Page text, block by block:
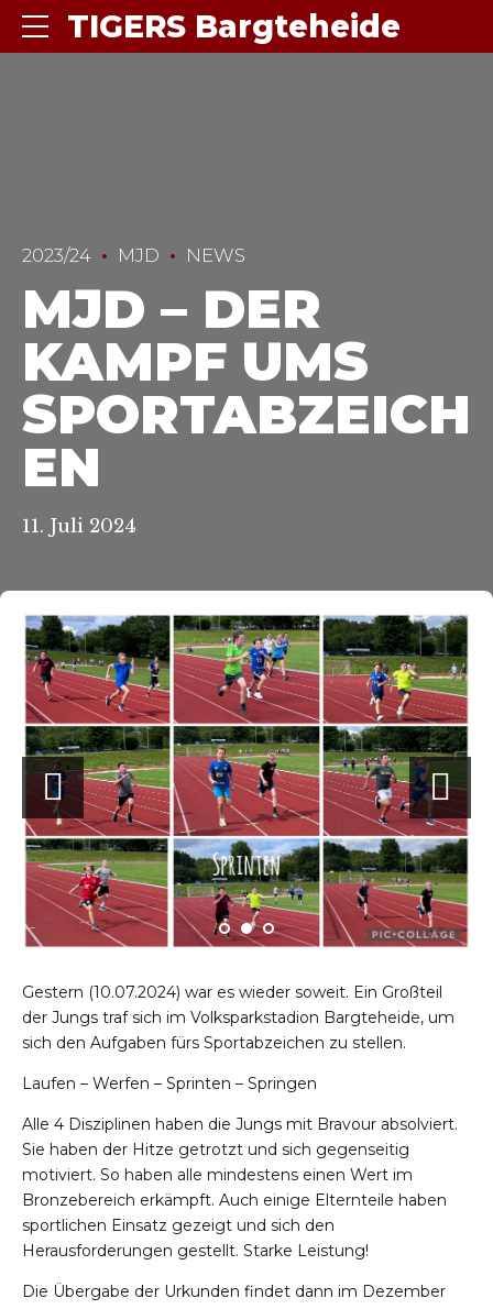
TIGERS Bargteheide
2023/24 MJD NEWS
MJD – DER
KAMPF UMS
SPORTABZEICH
EN
11. Juli 2024
Gestern (10.07.2024) war es wieder soweit. Ein Großteil
der Jungs traf sich im Volksparkstadion Bargteheide, um
sich den Aufgaben fürs Sportabzeichen zu stellen.
Laufen – Werfen – Sprinten – Springen
Alle 4 Disziplinen haben die Jungs mit Bravour absolviert.
Sie haben der Hitze getrotzt und sich gegenseitig
motiviert. So haben alle mindestens einen Wert im
Bronzebereich erkämpft. Auch einige Elternteile haben
sportlichen Einsatz gezeigt und sich den
Herausforderungen gestellt. Starke Leistung!
Die Übergabe der Urkunden findet dann im Dezember